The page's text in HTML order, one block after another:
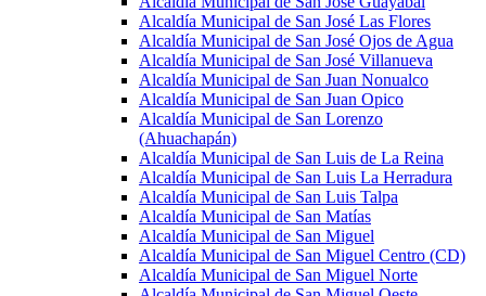
Alcaldía Municipal de San José Las Flores
Alcaldía Municipal de San José Ojos de Agua
Alcaldía Municipal de San José Villanueva
Alcaldía Municipal de San Juan Nonualco
Alcaldía Municipal de San Juan Opico
Alcaldía Municipal de San Lorenzo
(Ahuachapán)
Alcaldía Municipal de San Luis de La Reina
Alcaldía Municipal de San Luis La Herradura
Alcaldía Municipal de San Luis Talpa
Alcaldía Municipal de San Matías
Alcaldía Municipal de San Miguel
Alcaldía Municipal de San Miguel Centro (CD)
Alcaldía Municipal de San Miguel Norte